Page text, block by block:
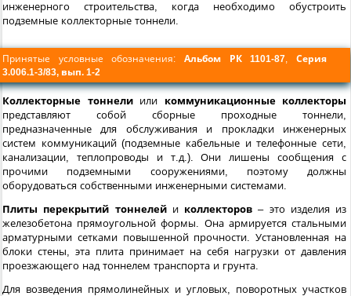
инженерного строительства, когда необходимо обустроить
подземные коллекторные тоннели.
Принятые условные обозначения: Альбом РК 1101-87,Серия
3.006.1-3/83, вып. 1-2
Коллекторные тоннелиили коммуникационные коллекторы
представляют собой сборные проходные тоннели,
предназначенные для обслуживания и прокладки инженерных
систем коммуникаций (подземные кабельные и телефонные сети,
канализации, теплопроводы и т.д.). Они лишены сообщения с
прочими подземными сооружениями, поэтому должны
оборудоваться собственными инженерными системами.
Плиты перекрытий тоннелейи коллекторов – это изделия из
железобетона прямоугольной формы. Она армируется стальными
арматурными сетками повышенной прочности. Установленная на
блоки стены, эта плита принимает на себя нагрузки от давления
проезжающего над тоннелем транспорта и грунта.
Для возведения прямолинейных и угловых, поворотных участков